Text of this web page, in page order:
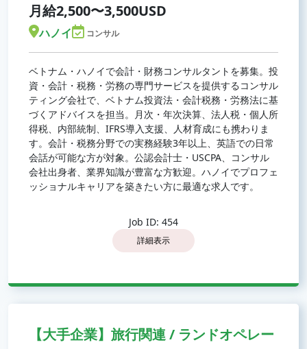
月給2,500〜3,500USD
ハノイ コンサル
ベトナム・ハノイで会計・財務コンサルタントを募集。投
資・会計・税務・労務の専門サービスを提供するコンサル
ティング会社で、ベトナム投資法・会計税務・労務法に基
づくアドバイスを担当。月次・年次決算、法人税・個人所
得税、内部統制、IFRS導入支援、人材育成にも携わりま
す。会計・税務分野での実務経験3年以上、英語での日常
会話が可能な方が対象。公認会計士・USCPA、コンサル
会社出身者、業界知識が豊富な方歓迎。ハノイでプロフェ
ッショナルキャリアを築きたい方に最適な求人です。
Job ID: 454
詳細表示
【大手企業】旅行関連 / ランドオペレー